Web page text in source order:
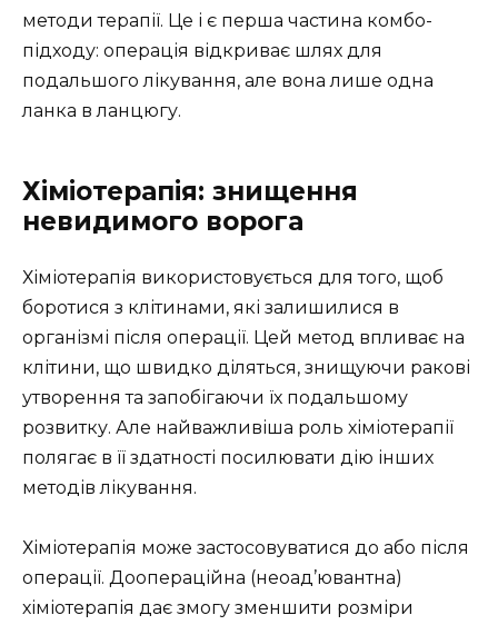
методи терапії. Це і є перша частина комбо-
підходу: операція відкриває шлях для
подальшого лікування, але вона лише одна
ланка в ланцюгу.
Хіміотерапія: знищення
невидимого ворога
Хіміотерапія використовується для того, щоб
боротися з клітинами, які залишилися в
організмі після операції. Цей метод впливає на
клітини, що швидко діляться, знищуючи ракові
утворення та запобігаючи їх подальшому
розвитку. Але найважливіша роль хіміотерапії
полягає в її здатності посилювати дію інших
методів лікування.
Хіміотерапія може застосовуватися до або після
операції. Доопераційна (неоад’ювантна)
хіміотерапія дає змогу зменшити розміри